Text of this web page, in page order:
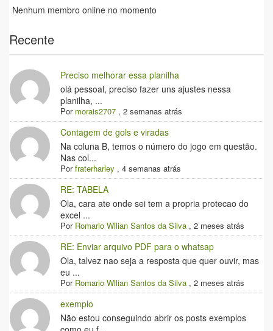
Nenhum membro online no momento
Recente
Preciso melhorar essa planilha
olá pessoal, preciso fazer uns ajustes nessa
planilha, ...
Por morais2707 ,2 semanas atrás
Contagem de gols e viradas
Na coluna B, temos o número do jogo em questão.
Nas col...
Porfraterharley ,4 semanas atrás
RE: TABELA
Ola, cara ate onde sei tem a propria protecao do
excel ...
Por Romario Wllian Santos da Silva ,2 meses atrás
RE: Enviar arquivo PDF para o whatsap
Ola, talvez nao seja a resposta que quer ouvir, mas
eu ...
Por Romario Wllian Santos da Silva ,2 meses atrás
exemplo
Não estou conseguindo abrir os posts exemplos